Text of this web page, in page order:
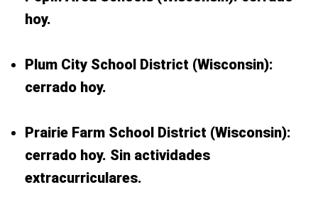
hoy.
Plum City School District (Wisconsin):
cerrado hoy.
Prairie Farm School District (Wisconsin):
cerrado hoy. Sin actividades
extracurriculares.